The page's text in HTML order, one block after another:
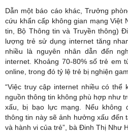
Dẫn một báo cáo khác, Trưởng
cứu khẩn cấp không gian mạng Việt
tin, Bộ Thông tin và Truyền thông)
lượng trẻ sử dụng internet tăng
nhiều là nguyên nhân dẫn đến
internet. Khoảng 70-80% số trẻ em
online, trong đó tỷ lệ trẻ bị nghiện
“Việc truy cập internet nhiều có thể
nguồn thông tin không phù hợp như
xấu, bị bạo lực mạng. Nếu không
thông tin này sẽ ảnh hưởng xấu đến
và hành vi của trẻ”, bà Đinh Thị Như